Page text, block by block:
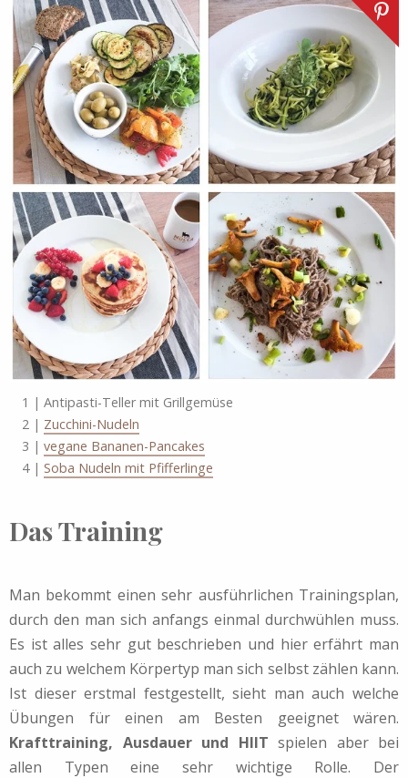
1 | Antipasti-Teller mit Grillgemüse
2 | Zucchini-Nudeln
3 |vegane Bananen-Pancakes
4 |Soba Nudeln mit Pfifferlinge
Das Training
Man bekommt einen sehr ausführlichen Trainingsplan,
durch den man sich anfangs einmal durchwühlen muss.
Es ist alles sehr gut beschrieben und hier erfährt man
auch zu welchem Körpertyp man sich selbst zählen kann.
Ist dieser erstmal festgestellt, sieht man auch welche
Übungen für einen am Besten geeignet wären.
Krafttraining, Ausdauer und HIIT spielen aber bei
allen Typen eine sehr wichtige Rolle. Der